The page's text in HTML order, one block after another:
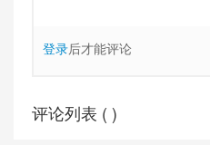
登录后才能评论
评论列表 ( )